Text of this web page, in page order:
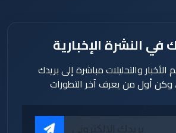
في النشرة الإخبارية
والتحليلات مباشرة إلى بريدك
وكن أول من يعرف آخر التطورات